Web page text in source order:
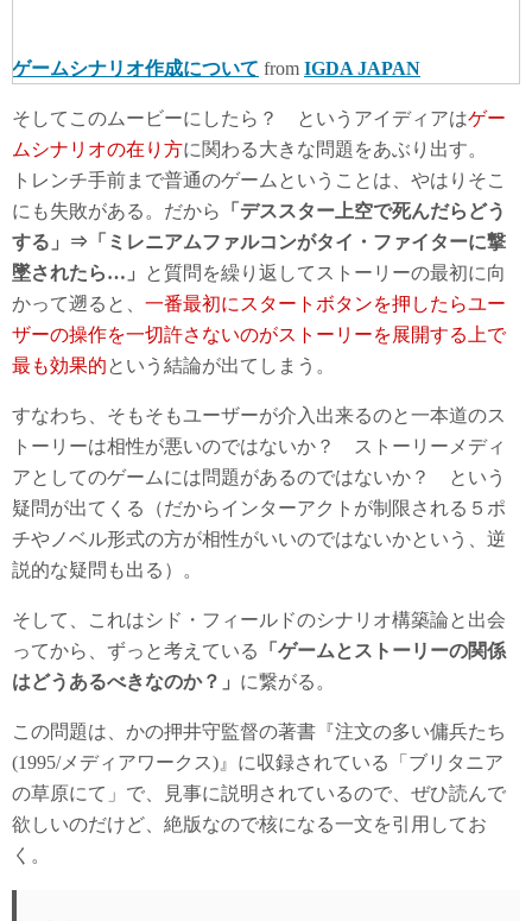
ゲームシナリオ作成について from IGDA JAPAN
そしてこのムービーにしたら？ というアイディアはゲー
ムシナリオの在り方に関わる大きな問題をあぶり出す。
トレンチ手前まで普通のゲームということは、やはりそこ
にも失敗がある。だから
「デススター上空で死んだらどう
する」⇒「ミレニアムファルコンがタイ・ファイターに撃
墜されたら…」
と質問を繰り返してストーリーの最初に向
かって遡ると、 一番最初にスタートボタンを押したらユー
ザーの操作を一切許さないのがストーリーを展開する上で
最も効果的という結論が出てしまう。
すなわち、そもそもユーザーが介入出来るのと一本道のス
トーリーは相性が悪いのではないか？ ストーリーメディ
アとしてのゲームには問題があるのではないか？ という
疑問が出てくる（だからインターアクトが制限される５ポ
チやノベル形式の方が相性がいいのではないかという、逆
説的な疑問も出る）。
そして、これはシド・フィールドのシナリオ構築論と出会
ってから、ずっと考えている
「ゲームとストーリーの関係
はどうあるべきなのか？」 に繋がる。
この問題は、かの押井守監督の著書『注文の多い傭兵たち
(1995/メディアワークス)』に収録されている「ブリタニア
の草原にて」で、見事に説明されているので、ぜひ読んで
欲しいのだけど、絶版なので核になる一文を引用してお
く。